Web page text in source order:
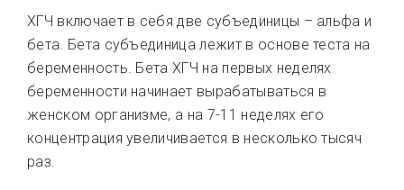
ХГЧ включает в себя две субъединицы – альфа и
бета. Бета субъединица лежит в основе теста на
беременность. Бета ХГЧ на первых неделях
беременности начинает вырабатываться в
женском организме, а на 7-11 неделях его
концентрация увеличивается в несколько тысяч
раз.